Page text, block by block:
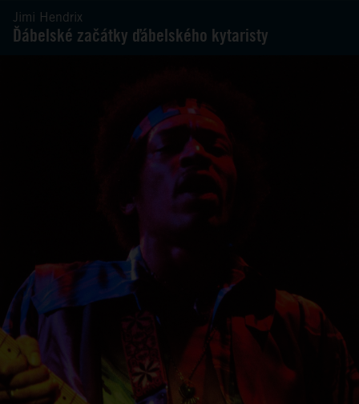
Jimi Hendrix
Ďábelské začátky ďábelského kytaristy